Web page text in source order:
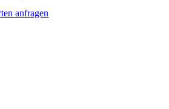
anfragen